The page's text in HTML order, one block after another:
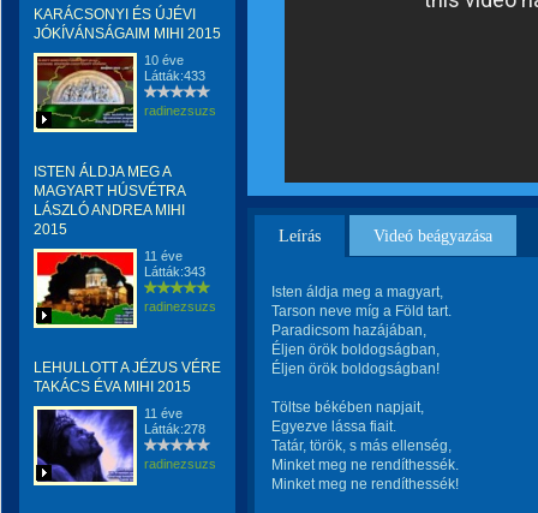
KARÁCSONYI ÉS ÚJÉVI
JÓKÍVÁNSÁGAIM MIHI 2015
10 éve
Látták:433
radinezsuzsa
ISTEN ÁLDJA MEG A
MAGYART HÚSVÉTRA
LÁSZLÓ ANDREA MIHI
2015
11 éve
Látták:343
radinezsuzsa
LEHULLOTT A JÉZUS VÉRE
TAKÁCS ÉVA MIHI 2015
11 éve
Látták:278
radinezsuzsa
Leírás Videó beágyazása
Isten áldja meg a magyart,
Tarson neve míg a Föld tart.
Paradicsom hazájában,
Éljen örök boldogságban,
Éljen örök boldogságban!
Töltse békében napjait,
Egyezve lássa fiait.
Tatár, török, s más ellenség,
Minket meg ne rendíthessék.
Minket meg ne rendíthessék!